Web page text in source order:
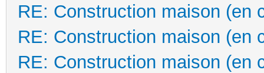
RE: Construction maison (en
RE: Construction maison (en
RE: Construction maison (en